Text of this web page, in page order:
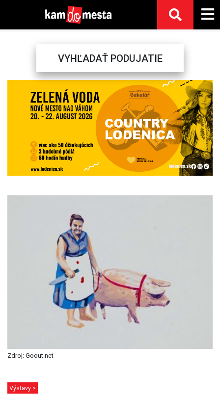
VYHĽADAŤ PODUJATIE
Next
Zdroj: Goout.net
Výstavy >